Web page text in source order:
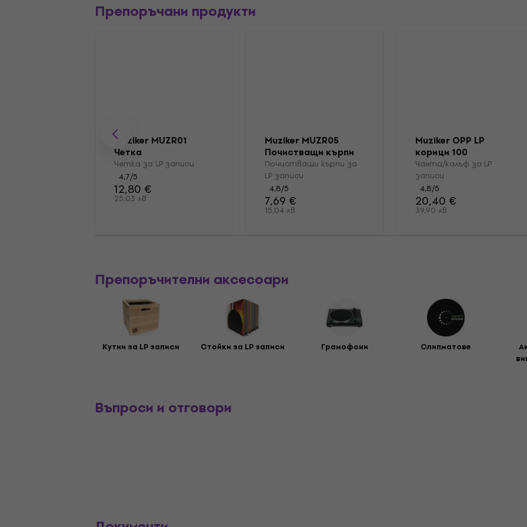
Препоръчани продукти
Muziker MUZR01
Четка
Четка за LP записи
4,7/5
12,80 €
25,03 лв
Muziker MUZR05
Почистващи кърпи
за LP записи
Почистващи кърпи за
LP записи
4,8/5
7,69 €
15,04 лв
Muziker OPP LP
корици 100
Чанта/калъф за LP
записи
4,8/5
20,40 €
39,90 лв
Препоръчителни аксесоари
Кутии за LP записи Стойки за LP записи Грамофони Слипматове
Въпроси и отговори